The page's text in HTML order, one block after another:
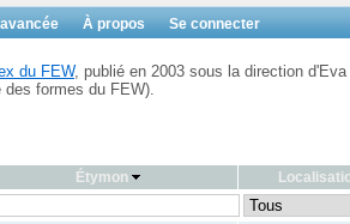
À propos Se connecter
du FEW, publié en 2003 sous la direction
des formes du FEW).
Étymon